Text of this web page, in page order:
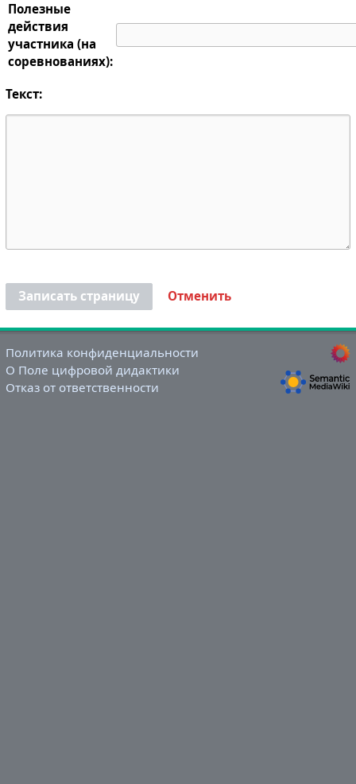
Полезные
действия
участника (на
соревнованиях):
Текст:
Записать страницу Отменить
Политика конфиденциальности
О Поле цифровой дидактики
Отказ от ответственности